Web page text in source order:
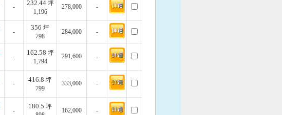
-
232.44坪
1,196
278,000 -
-
356 坪
798
284,000 -
-
162.58 坪
1,794
291,600 -
-
416.8 坪
799
333,000 -
-
180.5 坪
162,000 -